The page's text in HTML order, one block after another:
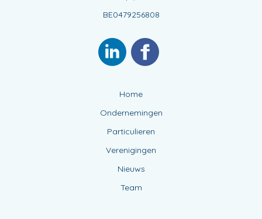
BE0479256808
Home
Ondernemingen
Particulieren
Verenigingen
Nieuws
Team